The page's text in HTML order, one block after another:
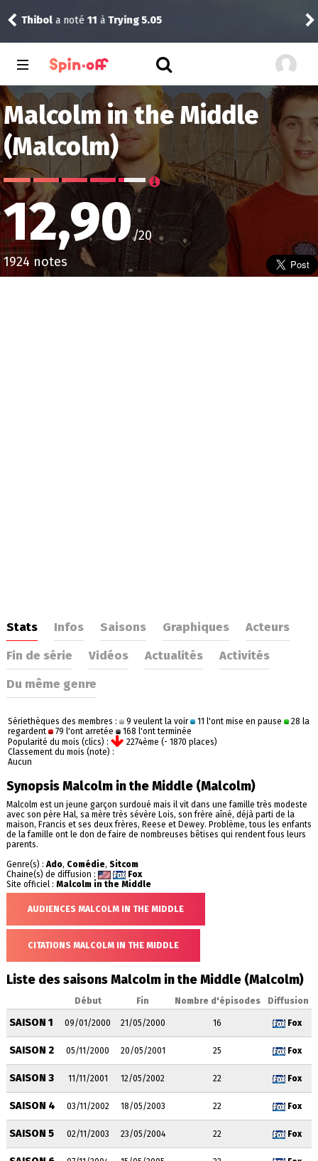
Thibol a noté 11 à Trying 5.05
Malcolm in the Middle
(Malcolm)
12,90/20
1924 notes
Stats Infos Saisons Graphiques
Acteurs
Fin de série
Vidéos Actualités
Activités
Du même genre
Sériethèques des membres : 9 veulent la voir 11 l'ont mise en pause
28 la
regardent
79 l'ont arretée
168 l'ont terminée
Popularité du mois (clics) :
2274ème (- 1870 places)
Classement du mois (note) :
Aucun
Synopsis Malcolm in the Middle (Malcolm)
Malcolm est un jeune garçon surdoué mais il vit dans une famille très modeste
avec son père Hal, sa mère très sévère Lois, son frère aîné, déjà parti de la
maison, Francis et ses deux frères, Reese et Dewey. Problème, tous les enfants
de la famille ont le don de faire de nombreuses bêtises qui rendent fous leurs
parents.
Genre(s) :Ado, Comédie, Sitcom
Chaine(s) de diffusion :
Fox
Site officiel : Malcolm in the Middle
AUDIENCES MALCOLM IN THE MIDDLE
CITATIONS MALCOLM IN THE MIDDLE
Liste des saisons Malcolm in the Middle (Malcolm)
Début Fin Nombre d'épisodes Diffusion
SAISON 1 09/01/2000 21/05/2000 16 Fox
SAISON 2 05/11/2000 20/05/2001 25 Fox
SAISON 3 11/11/2001 12/05/2002 22 Fox
SAISON 4 03/11/2002 18/05/2003 22 Fox
SAISON 5 02/11/2003 23/05/2004 22 Fox